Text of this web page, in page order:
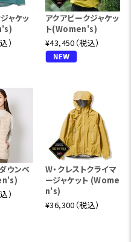
ャケッ
）
アクアピークジャケッ
ト(Women's)
¥43,450（税込）
ウンベ
）
W・クレストクライマ
ージャケット (Wome
n's)
¥36,300（税込）